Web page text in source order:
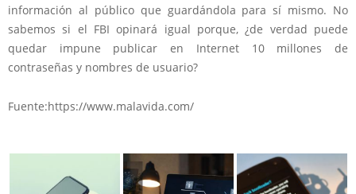
información al público que guardándola para sí mismo. No
sabemos si el FBI opinará igual porque, ¿de verdad puede
quedar impune publicar en Internet 10 millones de
contraseñas y nombres de usuario?
Fuente:https://www.malavida.com/